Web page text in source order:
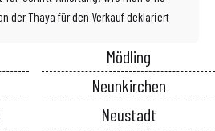
der Thaya für den Verkauf deklariert
Mödling
Neunkirchen
Neustadt